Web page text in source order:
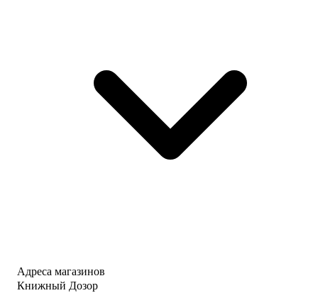
Адреса магазинов
Книжный Дозор